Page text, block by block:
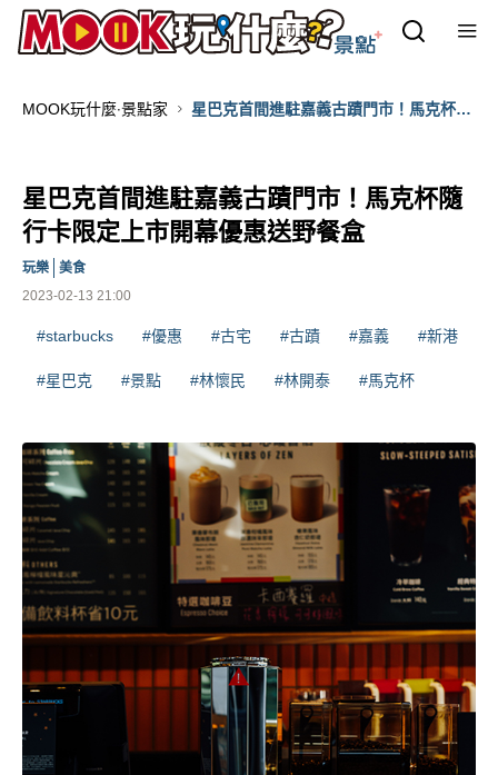
MOOK玩什麼‧景點家
星巴克首間進駐嘉義古蹟門市！馬克杯隨
星巴克首間進駐嘉義古蹟門市！馬克杯隨
行卡限定上市開幕優惠送野餐盒
2023-02-13 21:00
玩樂 美食
#starbucks #優惠 #古宅 #古蹟 #嘉義 #新港
#星巴克 #景點 #林懷民 #林開泰 #馬克杯